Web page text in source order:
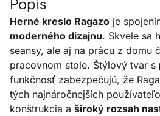
Popis
Herné kreslo Ragazo je
moderného dizajnu. Skvele sa
seansy, ale aj na prácu z domu
pracovnom stole. Štýlový tvar s
funkčnosť zabezpečujú, že
tých najnáročnejších
konštrukcia a široký rozsah